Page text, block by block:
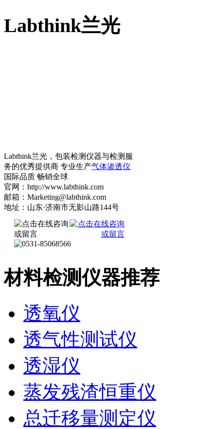
Labthink兰光
Labthink兰光，包装检测仪器与检测服
务的优秀提供商 专业生产气体渗透仪
国际品质 畅销全球
官网：http://www.labthink.com
邮箱：Marketing@labthink.com
地址：山东·济南市无影山路144号
材料检测仪器推荐
透氧仪
透气性测试仪
透湿仪
蒸发残渣恒重仪
总迁移量测定仪